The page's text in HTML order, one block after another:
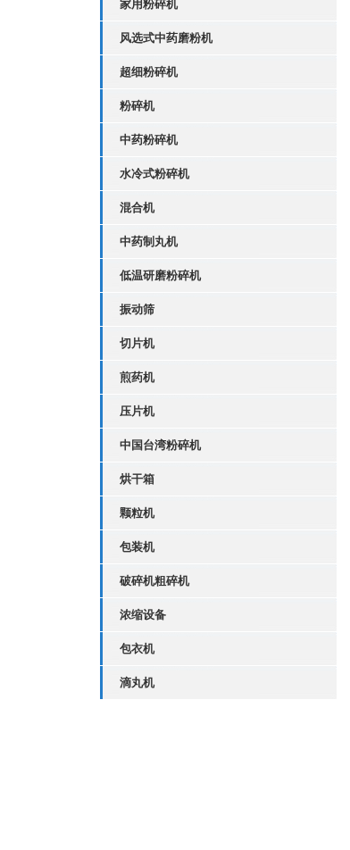
家用粉碎机
风选式中药磨粉机
超细粉碎机
粉碎机
中药粉碎机
水冷式粉碎机
混合机
中药制丸机
低温研磨粉碎机
振动筛
切片机
煎药机
压片机
中国台湾粉碎机
烘干箱
颗粒机
包装机
破碎机粗碎机
浓缩设备
包衣机
滴丸机